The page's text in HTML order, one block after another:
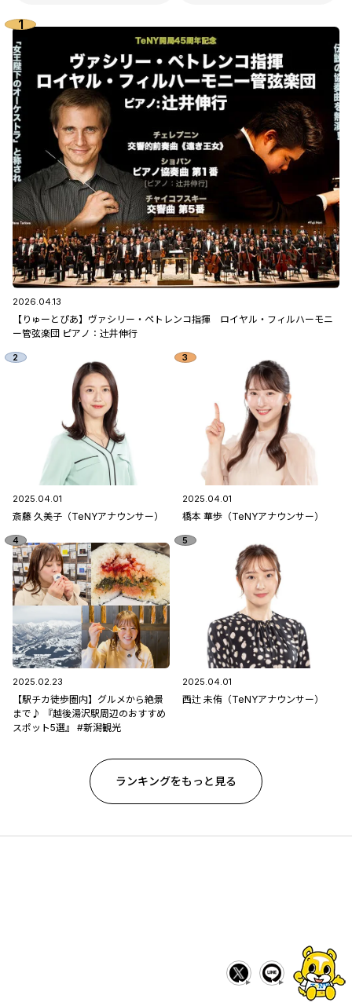
2026.04.13
【りゅーとぴあ】ヴァシリー・ペトレンコ指揮 ロイヤル・フィルハーモニ
ー管弦楽団 ピアノ：辻󠄀井伸行
2025.04.01
斎藤 久美子（TeNYアナウンサー）
2025.04.01
橋本 華歩（TeNYアナウンサー）
2025.02.23
【駅チカ徒歩圏内】グルメから絶景
まで♪ 『越後湯沢駅周辺のおすすめ
スポット5選』 #新潟観光
2025.04.01
西辻 未侑（TeNYアナウンサー）
ランキングをもっと見る